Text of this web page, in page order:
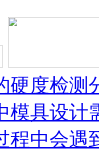
硬度检测
模具设计
程中会遇